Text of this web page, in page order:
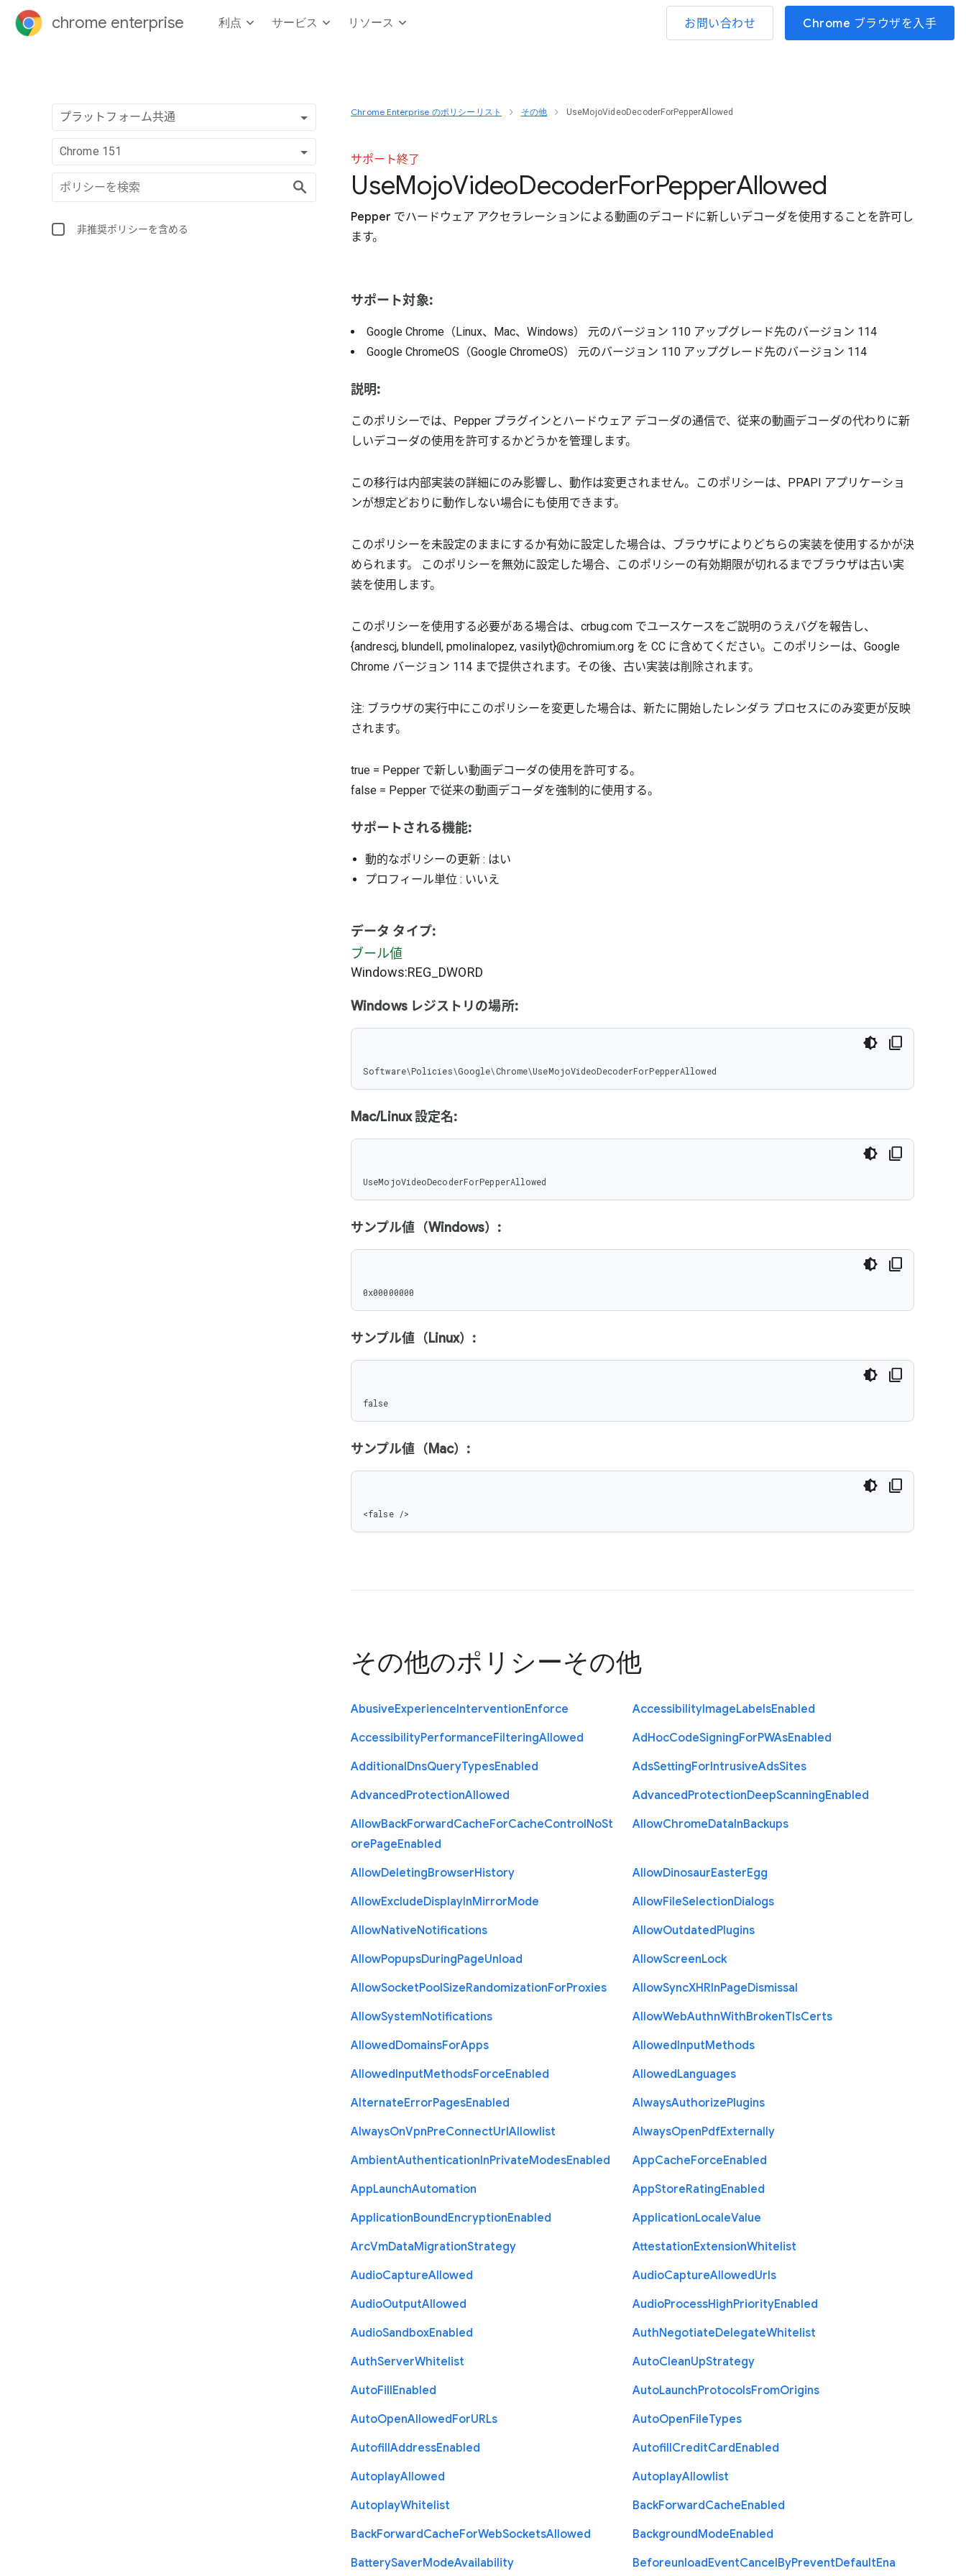
chrome enterprise 利点 サービス リソース お問い合わせ Chrome ブラウザを入手
プラットフォーム共通
Chrome 151
非推奨ポリシーを含める
Chrome Enterprise のポリシーリスト その他 UseMojoVideoDecoderForPepperAllowed
サポート終了
UseMojoVideoDecoderForPepperAllowed
Pepper でハードウェア アクセラレーションによる動画のデコードに新しいデコーダを使用することを許可し
ます。
サポート対象:
Google Chrome（Linux、Mac、Windows） 元のバージョン 110 アップグレード先のバージョン 114
Google ChromeOS（Google ChromeOS） 元のバージョン 110 アップグレード先のバージョン 114
説明:
このポリシーでは、Pepper プラグインとハードウェア デコーダの通信で、従来の動画デコーダの代わりに新
しいデコーダの使用を許可するかどうかを管理します。
この移行は内部実装の詳細にのみ影響し、動作は変更されません。このポリシーは、PPAPI アプリケーショ
ンが想定どおりに動作しない場合にも使用できます。
このポリシーを未設定のままにするか有効に設定した場合は、ブラウザによりどちらの実装を使用するかが決
められます。 このポリシーを無効に設定した場合、このポリシーの有効期限が切れるまでブラウザは古い実
装を使用します。
このポリシーを使用する必要がある場合は、crbug.com でユースケースをご説明のうえバグを報告し、
{andrescj, blundell, pmolinalopez, vasilyt}@chromium.org を CC に含めてください。このポリシーは、Google
Chrome バージョン 114 まで提供されます。その後、古い実装は削除されます。
注: ブラウザの実行中にこのポリシーを変更した場合は、新たに開始したレンダラ プロセスにのみ変更が反映
されます。
true = Pepper で新しい動画デコーダの使用を許可する。
false = Pepper で従来の動画デコーダを強制的に使用する。
サポートされる機能:
動的なポリシーの更新 : はい
プロフィール単位 : いいえ
データ タイプ:
ブール値
Windows:REG_DWORD
Windows レジストリの場所:
Software\Policies\Google\Chrome\UseMojoVideoDecoderForPepperAllowed
Mac/Linux 設定名:
UseMojoVideoDecoderForPepperAllowed
サンプル値（Windows）:
0x00000000
サンプル値（Linux）:
false
サンプル値（Mac）:
<false />
その他のポリシーその他
AbusiveExperienceInterventionEnforce AccessibilityImageLabelsEnabled
AccessibilityPerformanceFilteringAllowed AdHocCodeSigningForPWAsEnabled
AdditionalDnsQueryTypesEnabled AdsSettingForIntrusiveAdsSites
AdvancedProtectionAllowed AdvancedProtectionDeepScanningEnabled
AllowBackForwardCacheForCacheControlNoSt
orePageEnabled
AllowChromeDataInBackups
AllowDeletingBrowserHistory AllowDinosaurEasterEgg
AllowExcludeDisplayInMirrorMode AllowFileSelectionDialogs
AllowNativeNotifications AllowOutdatedPlugins
AllowPopupsDuringPageUnload AllowScreenLock
AllowSocketPoolSizeRandomizationForProxies AllowSyncXHRInPageDismissal
AllowSystemNotifications AllowWebAuthnWithBrokenTlsCerts
AllowedDomainsForApps AllowedInputMethods
AllowedInputMethodsForceEnabled AllowedLanguages
AlternateErrorPagesEnabled AlwaysAuthorizePlugins
AlwaysOnVpnPreConnectUrlAllowlist AlwaysOpenPdfExternally
AmbientAuthenticationInPrivateModesEnabled AppCacheForceEnabled
AppLaunchAutomation AppStoreRatingEnabled
ApplicationBoundEncryptionEnabled ApplicationLocaleValue
ArcVmDataMigrationStrategy AttestationExtensionWhitelist
AudioCaptureAllowed AudioCaptureAllowedUrls
AudioOutputAllowed AudioProcessHighPriorityEnabled
AudioSandboxEnabled AuthNegotiateDelegateWhitelist
AuthServerWhitelist AutoCleanUpStrategy
AutoFillEnabled AutoLaunchProtocolsFromOrigins
AutoOpenAllowedForURLs AutoOpenFileTypes
AutofillAddressEnabled AutofillCreditCardEnabled
AutoplayAllowed AutoplayAllowlist
AutoplayWhitelist BackForwardCacheEnabled
BackForwardCacheForWebSocketsAllowed BackgroundModeEnabled
BatterySaverModeAvailability BeforeunloadEventCancelByPreventDefaultEna